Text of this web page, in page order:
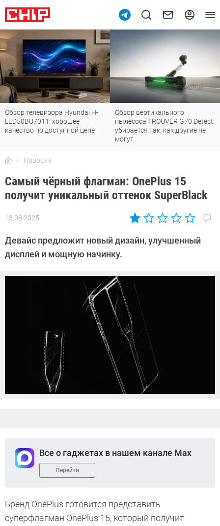
Обзор телевизора Hyundai H-
LED50BU7011: хорошее
качество по доступной цене
Обзор вертикального
пылесоса TROUVER G70 Detect:
убирается так, как другие не
могут
Новости
Самый чёрный флагман: OnePlus 15
получит уникальный оттенок SuperBlack
13.08.2025
Автор:
Довлатова
Девайс предложит новый дизайн, улучшенный
дисплей и мощную начинку.
Все о гаджетах в нашем канале Max
Перейти
Бренд OnePlus готовится представить
суперфлагман OnePlus 15, который получит